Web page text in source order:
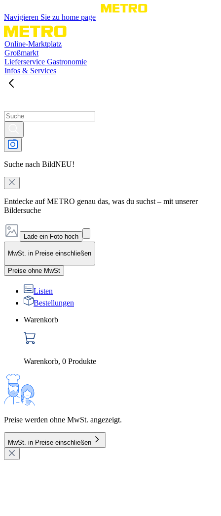
Navigieren Sie zu home page
Online-Marktplatz
Großmarkt
Lieferservice Gastronomie
Infos & Services
Suche nach BildNEU!
Entdecke auf METRO genau das, was du suchst – mit unserer
Bildersuche
Lade ein Foto hoch
MwSt. in Preise einschließen
Preise ohne MwSt
Listen
Bestellungen
Warenkorb
Warenkorb, 0 Produkte
Preise werden ohne MwSt. angezeigt.
MwSt. in Preise einschließen